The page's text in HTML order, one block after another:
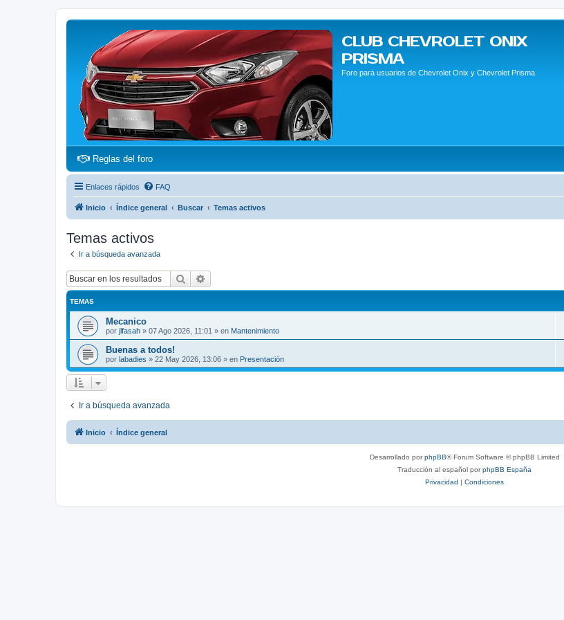
CLUB CHEVROLET ONIX
PRISMA
Foro para usuarios de Chevrolet Onix y Chevrolet Prisma
Reglas del foro(Opens a new tab)
Enlaces rápidos FAQ
Inicio Índice general Buscar Temas activos
Temas activos
Ir a búsqueda avanzada
Buscar
TEMAS
Mecanico
por jlfasah » 07 Ago 2026, 11:01 » en Mantenimiento
Buenas a todos!
por labadies » 22 May 2026, 13:06 » en Presentación
Ir a búsqueda avanzada
Inicio Índice general
Desarrollado porphpBB® Forum Software © phpBB Limited
Traducción al español porphpBB España
Privacidad | Condiciones